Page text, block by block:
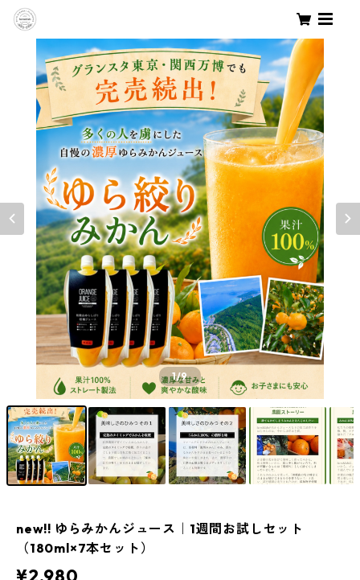
1/9
new!! ゆらみかんジュース｜1週間お試しセット
（180ml×7本セット）